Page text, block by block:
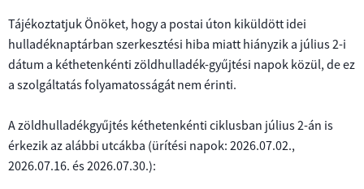
CÉGADATOK
KÖZÉRDEKŰ
I.
SZERVEZETI,
KÖZBESZERZÉS
ÁLTALÁNOS
INFORMÁCIÓK
ÚJRAHASZNÁLATI
KÖZPONT
ÁLTALÁNOS
INFORMÁCIÓK
TÁRSASHÁZKEZELÉS
Tájékoztatjuk Önöket, hogy a postai úton kiküldött idei
hulladéknaptárban szerkesztési hiba miatt hiányzik a július 2-i
dátum a kéthetenkénti zöldhulladék-gyűjtési napok közül, de ez
a szolgáltatás folyamatosságát nem érinti.
A zöldhulladékgyűjtés kéthetenkénti ciklusban július 2-án is
érkezik az alábbi utcákba (ürítési napok: 2026.07.02.,
2026.07.16. és 2026.07.30.):